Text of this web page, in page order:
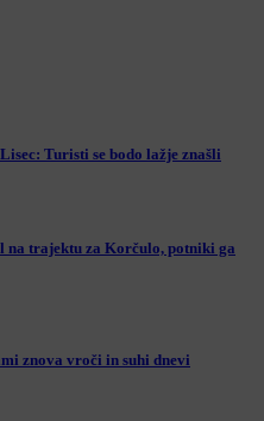
Turisti se bodo lažje znašli
na trajektu za Korčulo, potniki ga
znova vroči in suhi dnevi